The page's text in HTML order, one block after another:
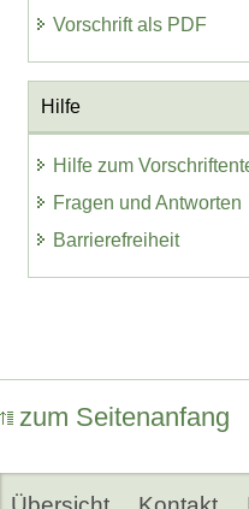
Vorschrift als PDF
Hilfe
Hilfe zum
Fragen und Antworten
Barrierefreiheit
zum Seitenanfang